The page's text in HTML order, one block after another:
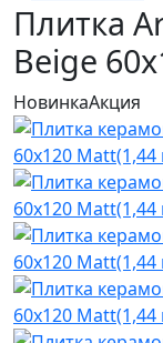
Плитка
Beige
НовинкаАкция